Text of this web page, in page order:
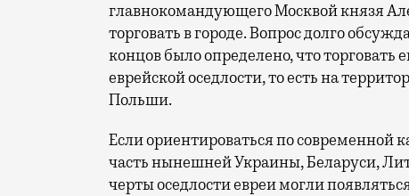
главнокомандующего Москвой князя
торговать в городе. Вопрос долго
концов было определено, что
еврейской оседлости, то есть на
Польши.
Если ориентироваться по современной
часть нынешней Украины, Беларуси,
черты оседлости евреи могли